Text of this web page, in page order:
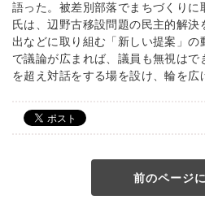
語った。被差別部落でまちづくり
氏は、辺野古移設問題の民主的解決
出などに取り組む「新しい提案」の
で議論が広まれば、議員も無視は
を超え対話をする場を設け、輪を広
前のページ